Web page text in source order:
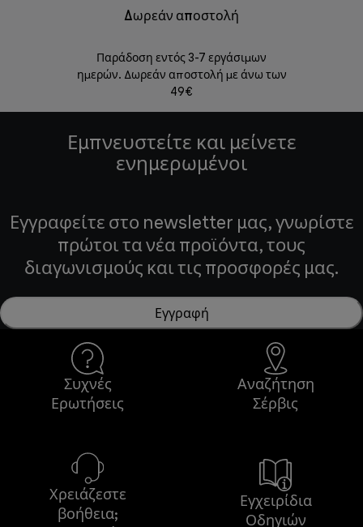
Δωρεάν αποστολή
Παράδοση εντός 3-7 εργάσιμων
ημερών. Δωρεάν αποστολή με άνω των
49€
Εμπνευστείτε και μείνετε
ενημερωμένοι
Εγγραφείτε στο newsletter μας, γνωρίστε
πρώτοι τα νέα προϊόντα, τους
διαγωνισμούς και τις προσφορές μας.
Εγγραφή
Συχνές
Ερωτήσεις
Αναζήτηση
Σέρβις
Χρειάζεστε
βοήθεια;
Εγχειρίδια
Οδηγιών